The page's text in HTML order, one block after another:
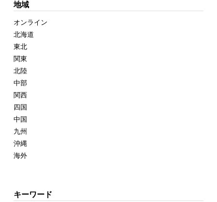
地域
オンライン
北海道
東北
関東
北陸
中部
関西
四国
中国
九州
沖縄
海外
キーワード